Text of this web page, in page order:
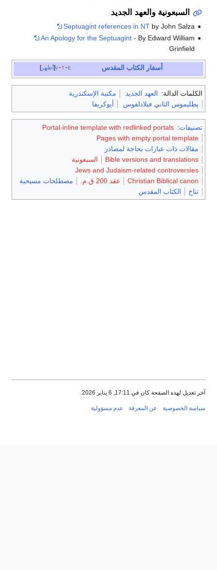
السبعونية والعهد الجديد
Septuagint references in NTby John Salza
An Apology for the Septuagint- By Edward William
Grinfield
أظهر الكتاب المقدس
الدالة: العهد الجديد
مكتبة الإسكندرية
پطليموس الثاني فيلادلفوس
أپوكريفا
:
Portal-inline template with redlinked portals
Pages with empty portal template
مقالات ذات عبارات بحاجة لمصادر
Bible versions and translations
السبعونية
Jews and Judaism-related controversies
Christian Biblical canon
عقد 200 ق.م.
مصطلحات مسيحية
الكتاب المقدس
لهذه الصفحة كان في 17:11, 6 يناير 2026.
الخصوصية عن المعرفة عدم مسؤولية